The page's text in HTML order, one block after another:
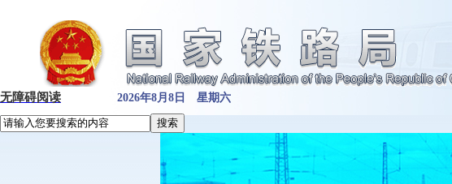
无障碍阅读 2026年8月8日 星期六